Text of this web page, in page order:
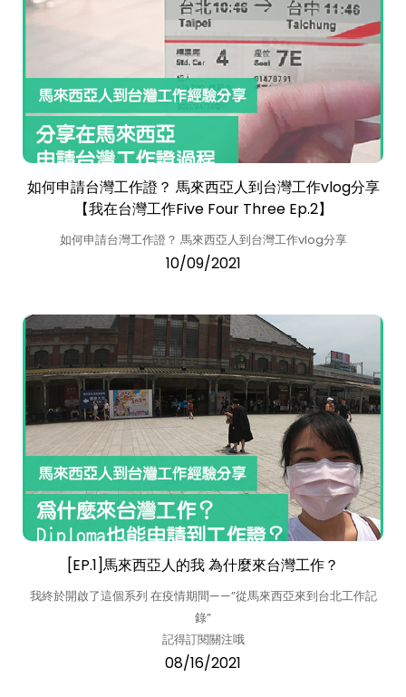
如何申請台灣工作證？ 馬來西亞人到台灣工作vlog分享
【我在台灣工作Five Four Three Ep.2】
如何申請台灣工作證？ 馬來西亞人到台灣工作vlog分享
10/09/2021
[EP.1]馬來西亞人的我 為什麼來台灣工作？
我終於開啟了這個系列 在疫情期間——”從馬來西亞來到台北工作記
錄”
記得訂閱關注哦
08/16/2021